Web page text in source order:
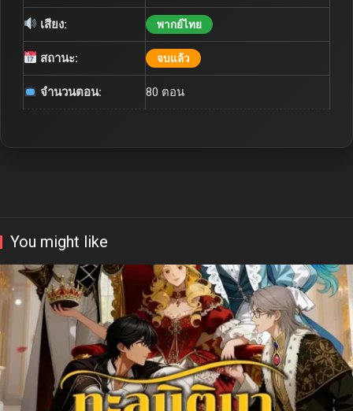
เสียง: พากย์ไทย
สถานะ: จบแล้ว
จำนวนตอน: 80 ตอน
You might like